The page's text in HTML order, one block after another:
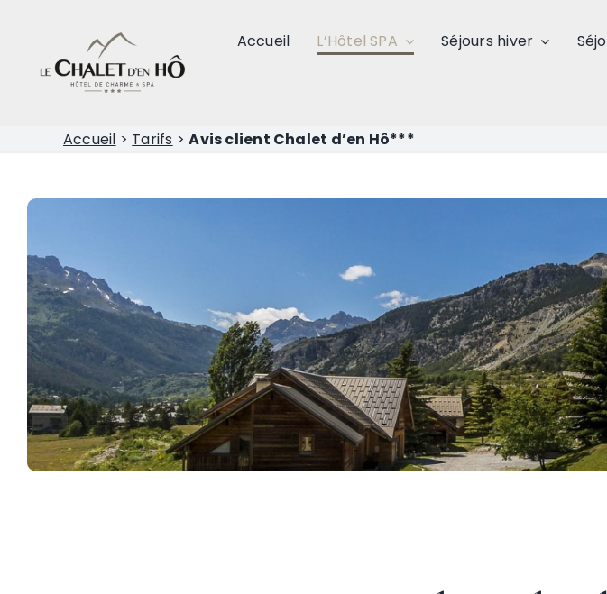
Accueil L’Hôtel SPA Séjours hiver
Accueil > Tarifs >Avis client Chalet d’en Hô***